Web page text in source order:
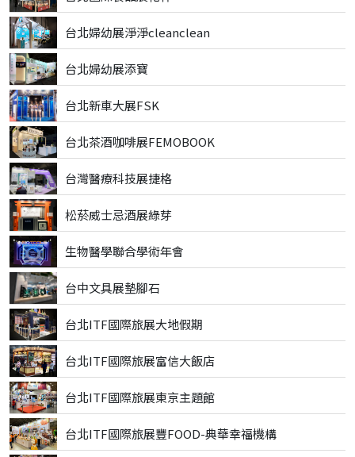
台北婦幼展淨淨cleanclean
台北婦幼展添寶
台北新車大展FSK
台北茶酒咖啡展FEMOBOOK
台灣醫療科技展捷格
松菸威士忌酒展綠芽
生物醫學聯合學術年會
台中文具展墊腳石
台北ITF國際旅展大地假期
台北ITF國際旅展富信大飯店
台北ITF國際旅展東京主題館
台北ITF國際旅展豐FOOD-典華幸福機構